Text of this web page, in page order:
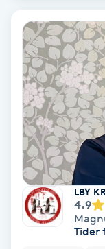
Dermapen
Diamantslipning
Enzympeeling
Extensions
Extensions
Eyeliner-tatuering
LBY
4.9
Tider